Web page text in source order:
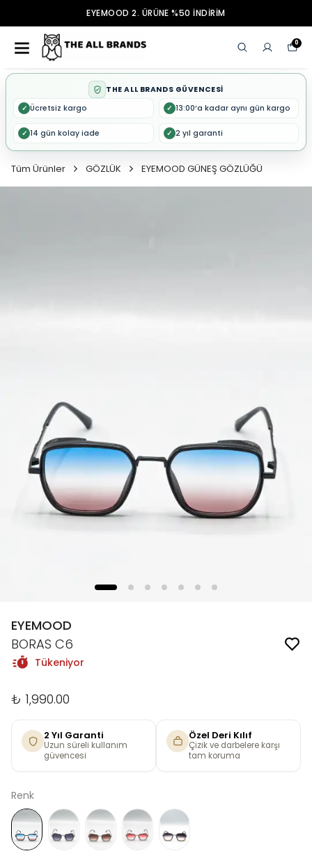
EYEMOOD 2. ÜRÜNE %50 İNDİRİM
0
THE ALL BRANDS GÜVENCESİ
✓ Ücretsiz kargo ✓ 13:00’a kadar aynı gün kargo
✓ 14 gün kolay iade ✓ 2 yıl garanti
Tüm Ürünler GÖZLÜK EYEMOOD GÜNEŞ GÖZLÜĞÜ
EYEMOOD
BORAS C6
Tükeniyor
₺ 1,990.00
2 Yıl Garanti
Uzun süreli kullanım
güvencesi
Özel Deri Kılıf
Çizik ve darbelere karşı
tam koruma
Renk